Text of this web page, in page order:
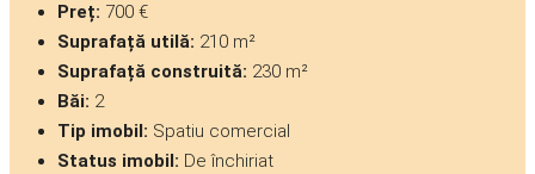
Preț: 700 €
Suprafață utilă: 210 m²
Suprafață construită: 230 m²
Băi: 2
Tip imobil: Spatiu comercial
Status imobil: De închiriat